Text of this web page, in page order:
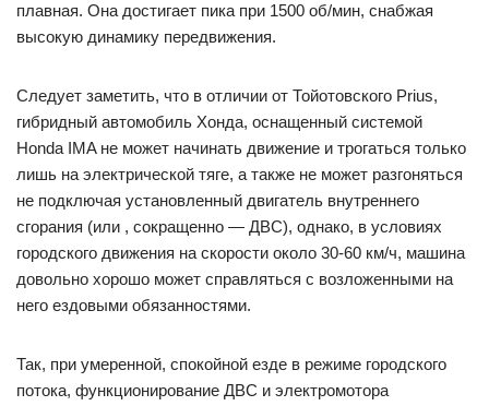
плавная. Она достигает пика при 1500 об/мин, снабжая
высокую динамику передвижения.
Следует заметить, что в отличии от Тойотовского Prius,
гибридный автомобиль Хонда, оснащенный системой
Honda IMA не может начинать движение и трогаться только
лишь на электрической тяге, а также не может разгоняться
не подключая установленный двигатель внутреннего
сгорания (или , сокращенно — ДВС), однако, в условиях
городского движения на скорости около 30-60 км/ч, машина
довольно хорошо может справляться с возложенными на
него ездовыми обязанностями.
Так, при умеренной, спокойной езде в режиме городского
потока, функционирование ДВС и электромотора